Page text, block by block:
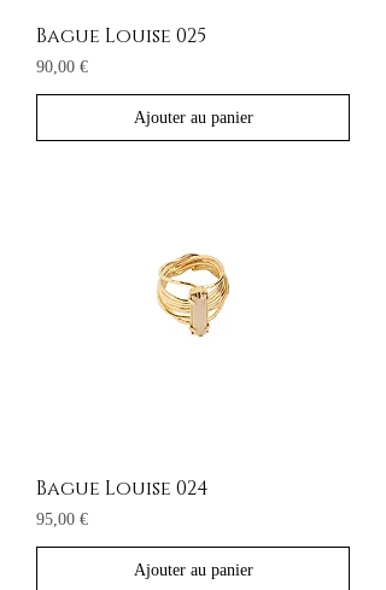
Bague Louise 025
Prix
90,00 €
Ajouter au panier
Bague Louise 024
Prix
95,00 €
Ajouter au panier